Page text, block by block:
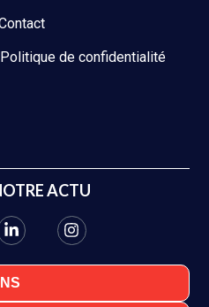
de confidentialité
ACTU